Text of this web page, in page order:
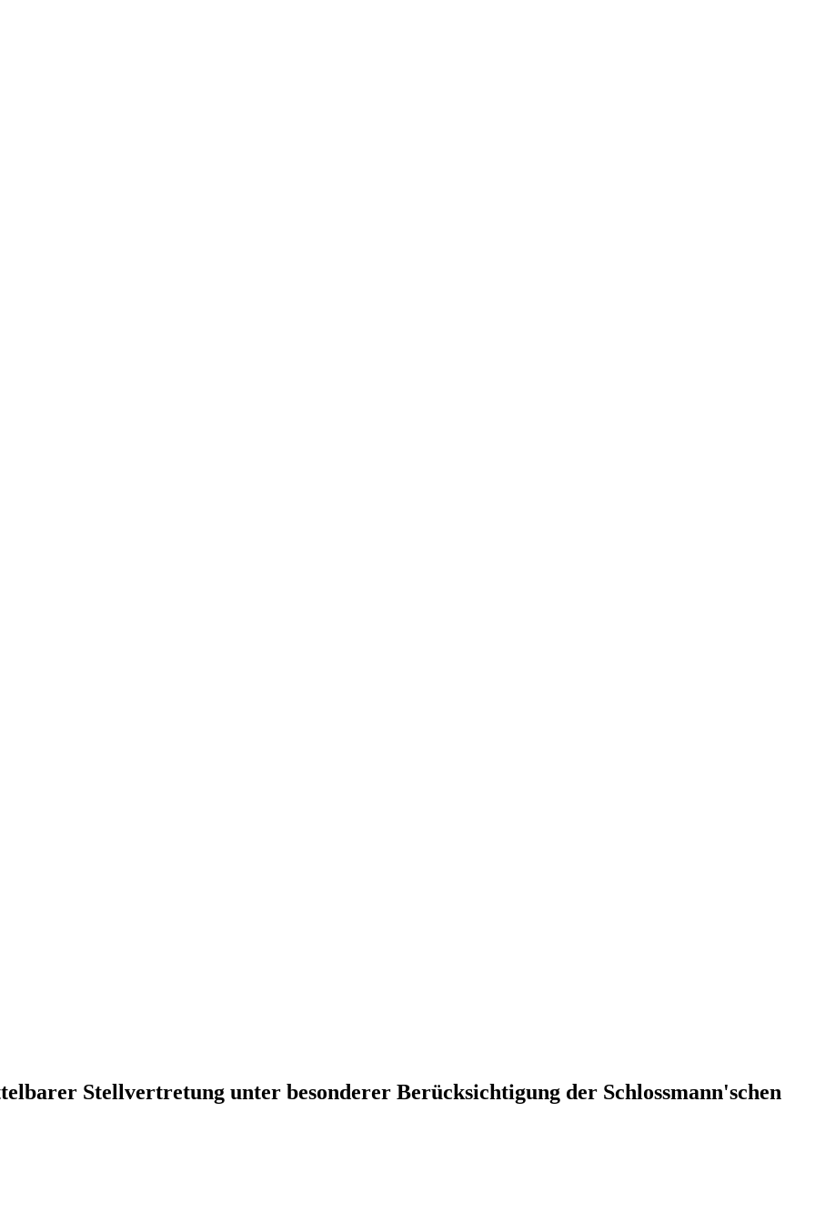
Stellvertretung unter besonderer Berücksichtigung der Schlossmann'schen